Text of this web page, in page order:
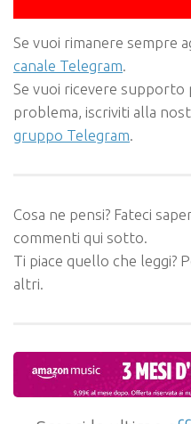
Se vuoi rimanere sempre
canale Telegram
Se vuoi ricevere supporto
problema, iscriviti alla
gruppo Telegram
Cosa ne pensi? Fateci
commenti qui sotto.
Ti piace quello che leggi?
altri.